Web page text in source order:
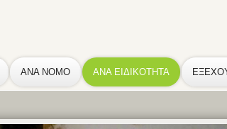
ΑΝΑ ΝΟΜΟ ΑΝΑ ΕΙΔΙΚΟΤΗΤΑ